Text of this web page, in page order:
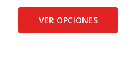
VER OPCIONES